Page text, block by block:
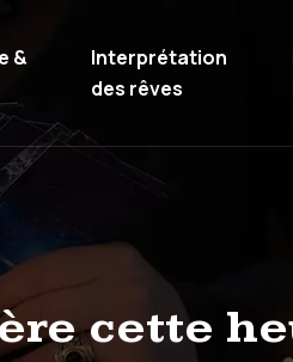
&
Interprétation
des rêves
cette